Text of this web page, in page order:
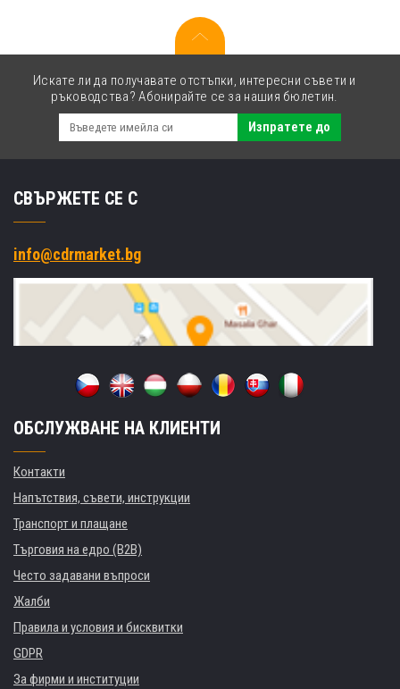
Искате ли да получавате отстъпки, интересни съвети и
ръководства? Абонирайте се за нашия бюлетин.
Изпратете до
СВЪРЖЕТЕ СЕ С
info@cdrmarket.bg
ОБСЛУЖВАНЕ НА КЛИЕНТИ
Контакти
Напътствия, съвети, инструкции
Транспорт и плащане
Търговия на едро (B2B)
Често задавани въпроси
Жалби
Правила и условия и бисквитки
GDPR
За фирми и институции